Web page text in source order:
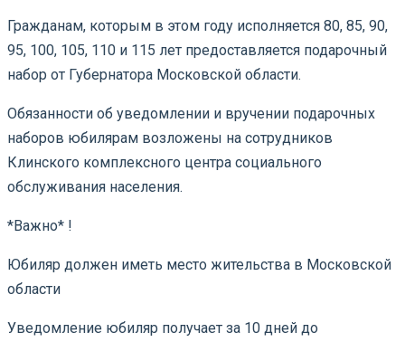
Гражданам, которым в этом году исполняется 80, 85, 90,
95, 100, 105, 110 и 115 лет предоставляется подарочный
набор от Губернатора Московской области.
Обязанности об уведомлении и вручении подарочных
наборов юбилярам возложены на сотрудников
Клинского комплексного центра социального
обслуживания населения.
*Важно* !
Юбиляр должен иметь место жительства в Московской
области
Уведомление юбиляр получает за 10 дней до